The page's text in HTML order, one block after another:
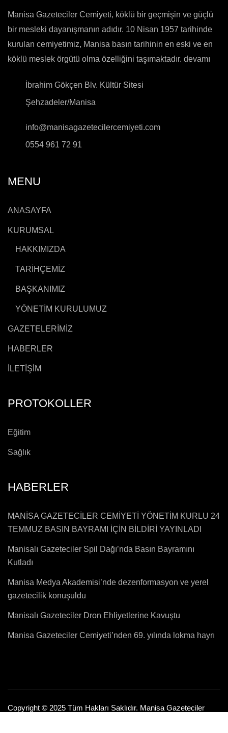
Manisa Gazeteciler Cemiyeti, köklü bir geçmişin ve güçlü
bir mesleki dayanışmanın adıdır. 10 Nisan 1957 tarihinde
kurulan cemiyetimiz, Manisa basın tarihinin en eski ve en
köklü meslek örgütü olma özelliğini taşımaktadır. devamı
İbrahim Gökçen Blv. Kültür Sitesi
Şehzadeler/Manisa
info@manisagazetecilercemiyeti.com
0554 961 72 91
MENU
ANASAYFA
KURUMSAL
HAKKIMIZDA
TARİHÇEMİZ
BAŞKANIMIZ
YÖNETİM KURULUMUZ
GAZETELERİMİZ
HABERLER
İLETİŞİM
PROTOKOLLER
Eğitim
Sağlık
HABERLER
MANİSA GAZETECİLER CEMİYETİ YÖNETİM KURLU 24
TEMMUZ BASIN BAYRAMI İÇİN BİLDİRİ YAYINLADI
Manisalı Gazeteciler Spil Dağı’nda Basın Bayramını
Kutladı
Manisa Medya Akademisi’nde dezenformasyon ve yerel
gazetecilik konuşuldu
Manisalı Gazeteciler Dron Ehliyetlerine Kavuştu
Manisa Gazeteciler Cemiyeti’nden 69. yılında lokma hayrı
Copyright © 2025 Tüm Hakları Saklıdır. Manisa Gazeteciler